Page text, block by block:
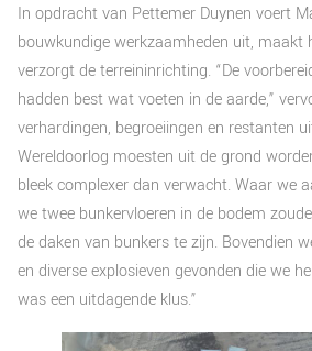
In opdracht van Pettemer Duynen voert
bouwkundige werkzaamheden uit, maakt
verzorgt de terreininrichting. “De
hadden best wat voeten in de aarde,”
verhardingen, begroeiingen en restanten
Wereldoorlog moesten uit de grond
bleek complexer dan verwacht. Waar we
we twee bunkervloeren in de bodem
de daken van bunkers te zijn. Bovendien
en diverse explosieven gevonden die we
was een uitdagende klus.”